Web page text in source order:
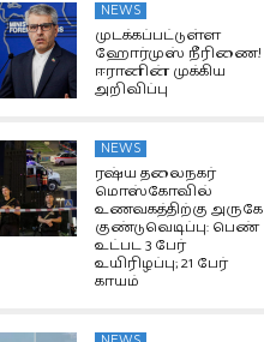
NEWS
முடக்கப்பட்டுள்ள
ஹோர்முஸ் நீரிணை!
ஈரானின் முக்கிய
அறிவிப்பு
NEWS
ரஷ்ய தலைநகர்
மொஸ்கோவில்
உணவகத்திற்கு அருகே
குண்டுவெடிப்பு: பெண்
உட்பட 3 பேர்
உயிரிழப்பு; 21 பேர்
காயம்